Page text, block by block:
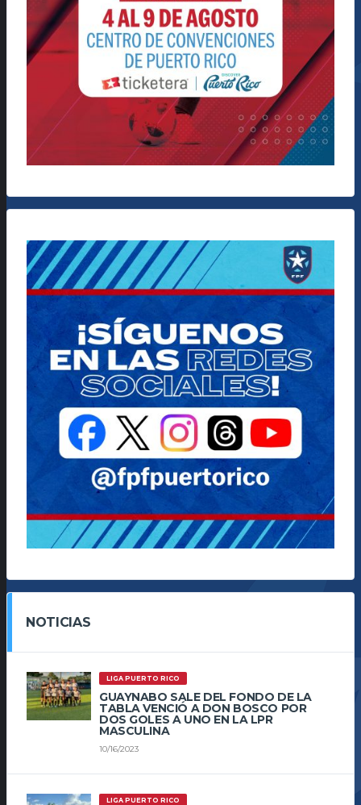
NOTICIAS
LIGA PUERTO RICO
GUAYNABO SALE DEL FONDO DE LA
TABLA VENCIÓ A DON BOSCO POR
DOS GOLES A UNO EN LA LPR
MASCULINA
10/16/2023
LIGA PUERTO RICO